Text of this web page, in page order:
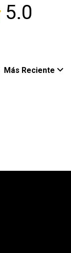
5.0
Más Reciente